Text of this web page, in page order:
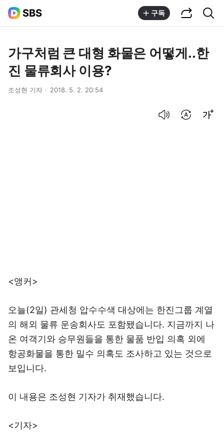
SBS 구독
가구처럼 큰 대형 화물은 어떻게..한
진 물류회사 이용?
조성현 기자 2018. 5. 2. 20:54
<앵커>
오늘(2일) 관세청 압수수색 대상에는 한진그룹 계열
의 해외 물류 운송회사도 포함됐습니다. 지금까지 나
온 여객기와 승무원들을 통한 물품 반입 의혹 외에
항공화물을 통한 밀수 의혹도 조사하고 있는 것으로
보입니다.
이 내용은 조성현 기자가 취재했습니다.
<기자>